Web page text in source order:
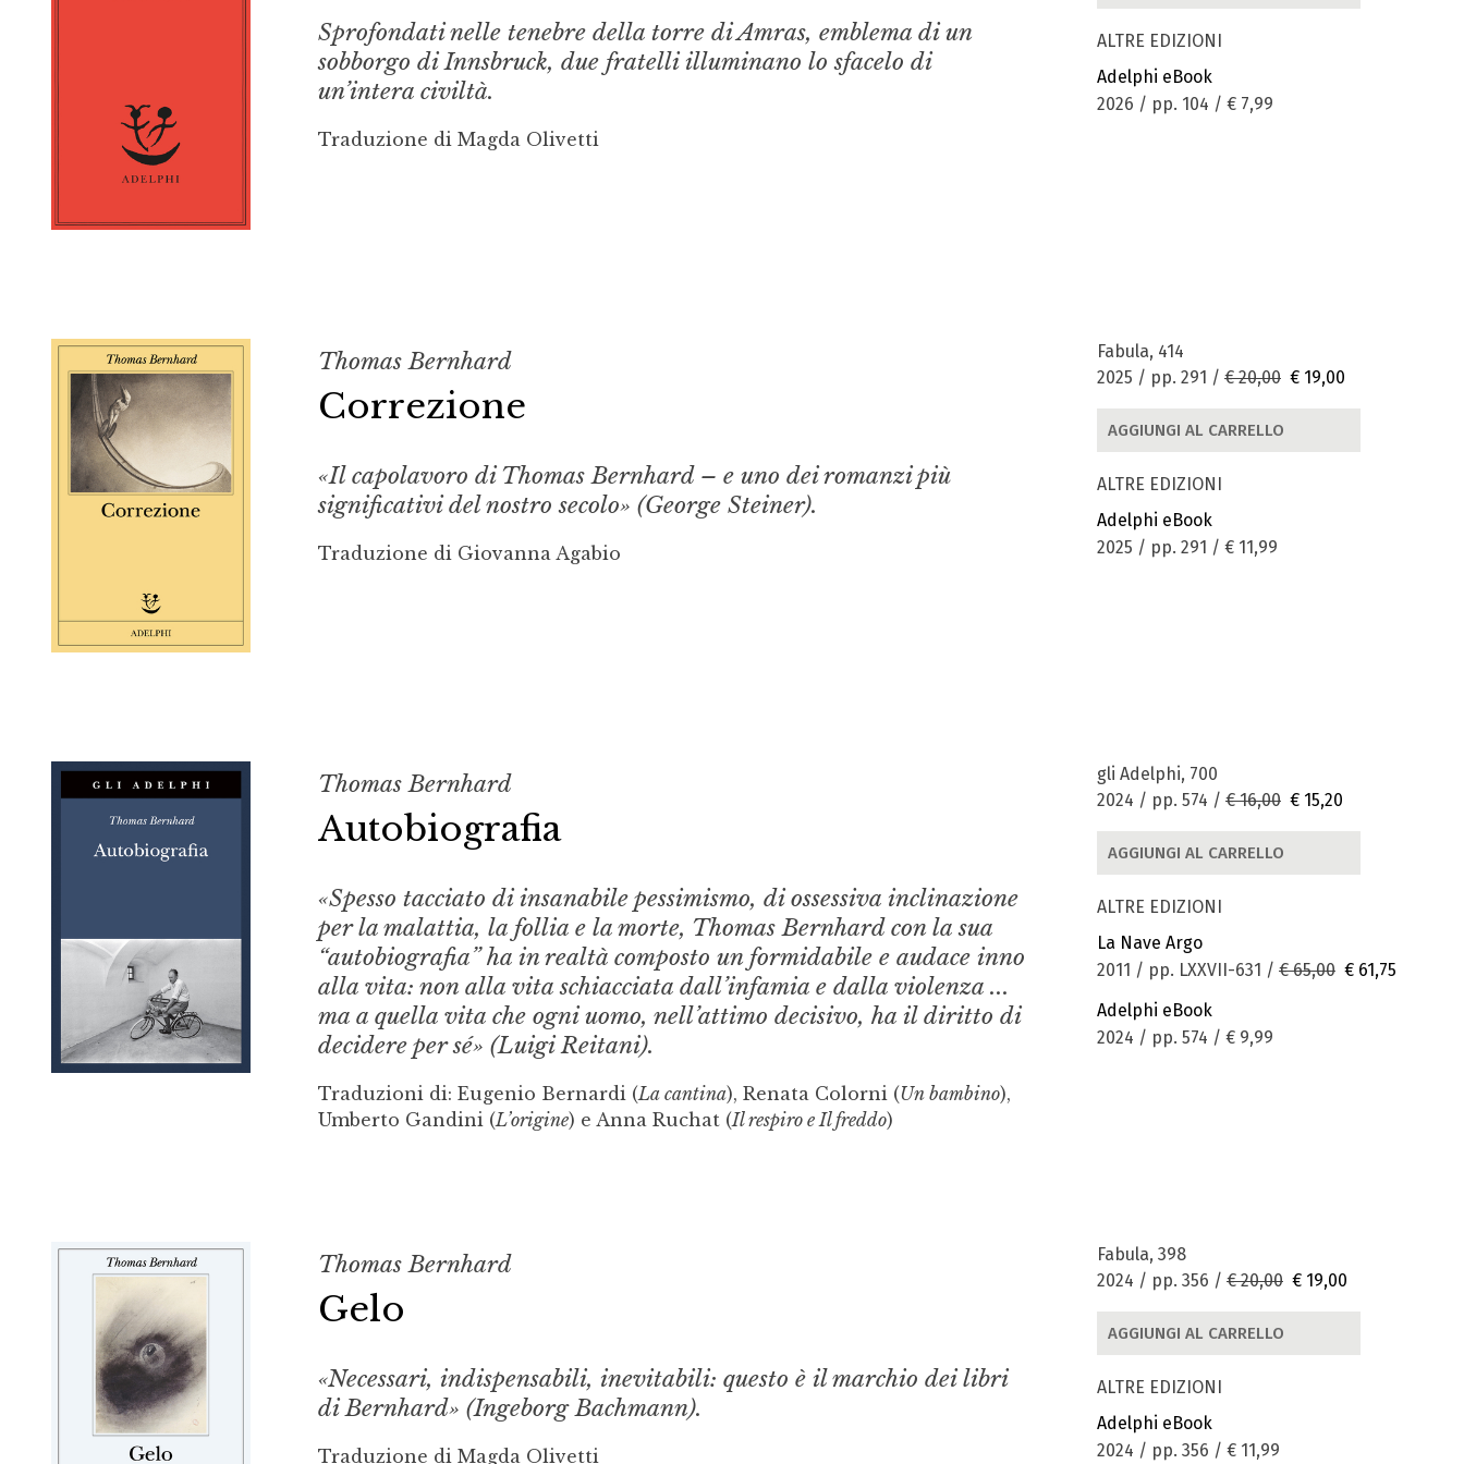
Sprofondati nelle tenebre della torre di Amras, emblema di un
sobborgo di Innsbruck, due fratelli illuminano lo sfacelo di
un’intera civiltà.
Traduzione di Magda Olivetti
ALTRE EDIZIONI
Adelphi eBook
2026 / pp. 104 / € 7,99
Thomas Bernhard
Correzione
«Il capolavoro di Thomas Bernhard – e uno dei romanzi più
significativi del nostro secolo» (George Steiner).
Traduzione di Giovanna Agabio
Fabula, 414
2025 / pp. 291 / € 20,00 € 19,00
AGGIUNGI AL CARRELLO
ALTRE EDIZIONI
Adelphi eBook
2025 / pp. 291 / € 11,99
Thomas Bernhard
Autobiografia
«Spesso tacciato di insanabile pessimismo, di ossessiva inclinazione
per la malattia, la follia e la morte, Thomas Bernhard con la sua
“autobiografia” ha in realtà composto un formidabile e audace inno
alla vita: non alla vita schiacciata dall’infamia e dalla violenza ...
ma a quella vita che ogni uomo, nell’attimo decisivo, ha il diritto di
decidere per sé» (Luigi Reitani).
Traduzioni di: Eugenio Bernardi (La cantina), Renata Colorni (Un bambino),
Umberto Gandini (L’origine) e Anna Ruchat (Il respiro e Il freddo)
gli Adelphi, 700
2024 / pp. 574 / € 16,00 € 15,20
AGGIUNGI AL CARRELLO
ALTRE EDIZIONI
La Nave Argo
2011 / pp. LXXVII-631 / € 65,00 € 61,75
Adelphi eBook
2024 / pp. 574 / € 9,99
Thomas Bernhard
Gelo
«Necessari, indispensabili, inevitabili: questo è il marchio dei libri
di Bernhard» (Ingeborg Bachmann).
Traduzione di Magda Olivetti
Fabula, 398
2024 / pp. 356 / € 20,00 € 19,00
AGGIUNGI AL CARRELLO
ALTRE EDIZIONI
Adelphi eBook
2024 / pp. 356 / € 11,99